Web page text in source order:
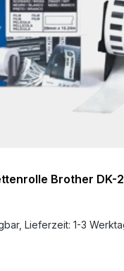
Brother DK-
Lieferzeit: 1-3